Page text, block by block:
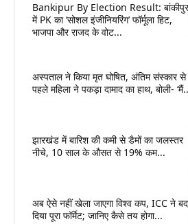
Bankipur By Election Result: बांकीपुर
में PK का ‘सोशल इंजीनियरिंग’ फॉर्मूला हिट,
भाजपा और राजद के वोट...
अस्पताल ने किया मृत घोषित, अंतिम संस्कार से
पहले महिला ने पकड़ा दामाद का हाथ, बोली-
झारखंड में बारिश की कमी से डैमों का जलस्तर
नीचे, 10 साल के औसत से 19% कम...
अब ऐसे नहीं खेला जाएगा विश्व कप, ICC ने
दिया पूरा फॉर्मेट; जानिए कैसे तय होगा...